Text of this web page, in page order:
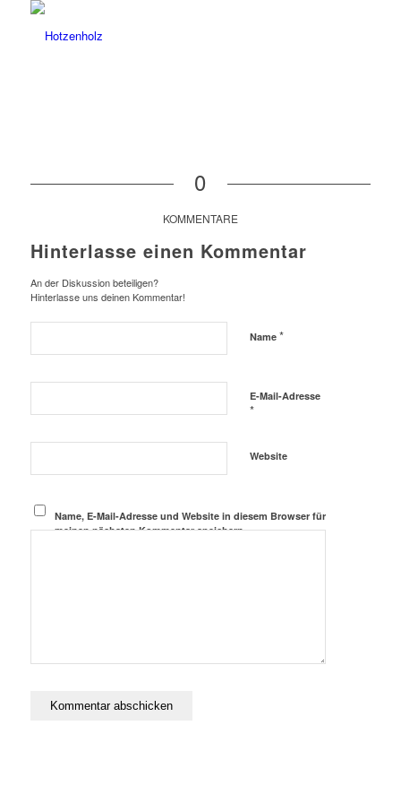
0
KOMMENTARE
Hinterlasse einen Kommentar
An der Diskussion beteiligen?
Hinterlasse uns deinen Kommentar!
Name *
E-Mail-Adresse
*
Website
Name, E-Mail-Adresse und Website in diesem Browser für
meinen nächsten Kommentar speichern.